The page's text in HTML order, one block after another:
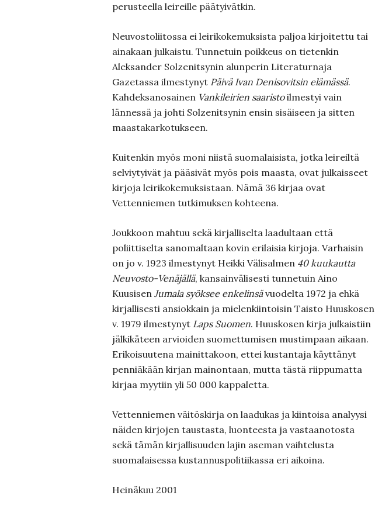
perusteella leireille päätyivätkin.
Neuvostoliitossa ei leirikokemuksista paljoa kirjoitettu tai
ainakaan julkaistu. Tunnetuin poikkeus on tietenkin
Aleksander Solzenitsynin alunperin Literaturnaja
Gazetassa ilmestynyt Päivä Ivan Denisovitsin elämässä.
Kahdeksanosainen Vankileirien saaristoilmestyi vain
lännessä ja johti Solzenitsynin ensin sisäiseen ja sitten
maastakarkotukseen.
Kuitenkin myös moni niistä suomalaisista, jotka leireiltä
selviytyivät ja pääsivät myös pois maasta, ovat julkaisseet
kirjoja leirikokemuksistaan. Nämä 36 kirjaa ovat
Vettenniemen tutkimuksen kohteena.
Joukkoon mahtuu sekä kirjalliselta laadultaan että
poliittiselta sanomaltaan kovin erilaisia kirjoja. Varhaisin
on jo v. 1923 ilmestynyt Heikki Välisalmen 40 kuukautta
Neuvosto-Venäjällä, kansainvälisesti tunnetuin Aino
Kuusisen Jumala syöksee enkelinsävuodelta 1972 ja ehkä
kirjallisesti ansiokkain ja mielenkiintoisin Taisto Huuskosen
v. 1979 ilmestynyt Laps Suomen. Huuskosen kirja julkaistiin
jälkikäteen arvioiden suomettumisen mustimpaan aikaan.
Erikoisuutena mainittakoon, ettei kustantaja käyttänyt
penniäkään kirjan mainontaan, mutta tästä riippumatta
kirjaa myytiin yli 50 000 kappaletta.
Vettenniemen väitöskirja on laadukas ja kiintoisa analyysi
näiden kirjojen taustasta, luonteesta ja vastaanotosta
sekä tämän kirjallisuuden lajin aseman vaihtelusta
suomalaisessa kustannuspolitiikassa eri aikoina.
Heinäkuu 2001